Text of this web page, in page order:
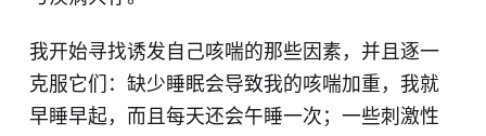
我开始寻找诱发自己咳喘的那些因素，并且逐一
克服它们：缺少睡眠会导致我的咳喘加重，我就
早睡早起，而且每天还会午睡一次；一些刺激性